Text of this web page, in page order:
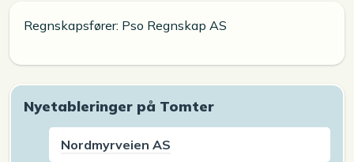
Regnskapsfører: Pso Regnskap AS
Nyetableringer på Tomter
Nordmyrveien AS